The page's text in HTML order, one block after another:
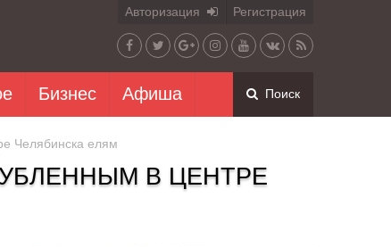
Авторизация Регистрация
Бизнес Афиша Поиск
Челябинска елям
В ЦЕНТРЕ